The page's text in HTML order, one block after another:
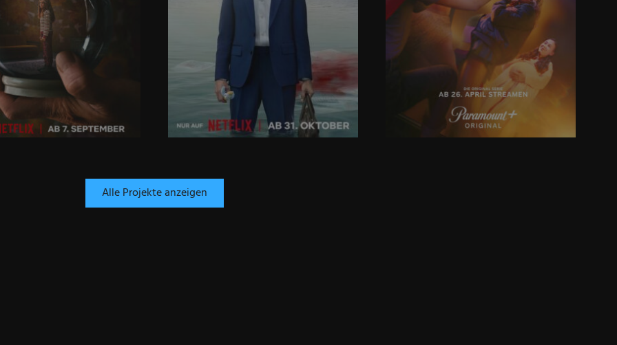
Alle Projekte anzeigen